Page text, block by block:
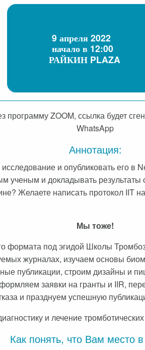
программу ZOOM, ссылка будет
WhatsApp
Аннотация:
и опубликовать его
ученым и докладывать
Желаете написать протокол
Мы тоже!
формата под эгидой Школы
журналах, изучаем основы
публикации, строим дизайны и
заявки на гранты и IIR,
и празднуем успешную
и лечение
Как понять, что Вам место